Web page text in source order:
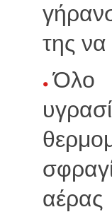
της να
Όλο
αέρας